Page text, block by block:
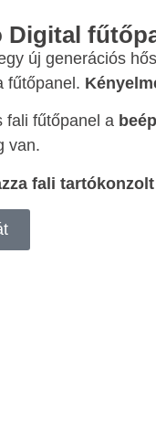
Digital
új generációs
fűtőpanel.
fali fűtőpanel a
van.
fali